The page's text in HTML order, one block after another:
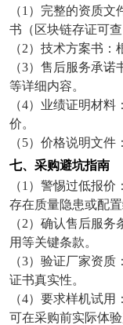
（1 ）完整的资质文
书（区块链存证可查
（2）技术方案书：
（3）售后服务承诺
等详细内容。
（4）业绩证明材料
价。
（5）价格说明文件
七、采购避坑指南
（1 ）警惕过低报价
存在质量隐患或配置
（2）确认售后服务
用等关键条款。
（3）验证厂家资质
证书真实性。
（4）要求样机试用
可在采购前实际体验